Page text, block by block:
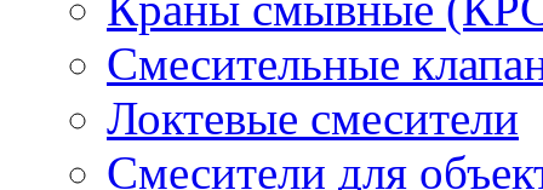
Смесительные
Локтевые смесители
Смесители для